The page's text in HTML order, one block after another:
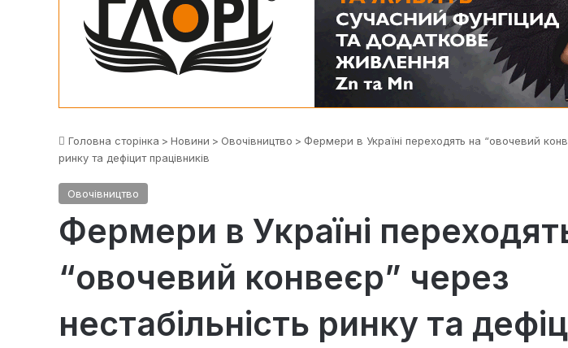
Головна сторінка > Новини > Овочівництво > Фермери в Україні переходять на “овочевий
ринку та дефіцит працівників
Овочівництво
Фермери в Україні
“овочевий конвеєр” через
нестабільність ринку та